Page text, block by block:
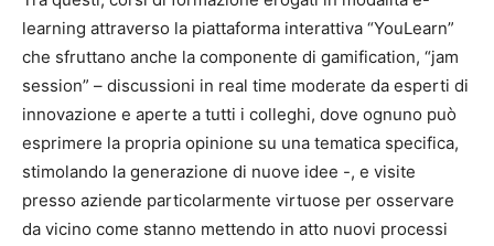
learning attraverso la piattaforma interattiva “YouLearn”
che sfruttano anche la componente di gamification, “jam
session” – discussioni in real time moderate da esperti di
innovazione e aperte a tutti i colleghi, dove ognuno può
esprimere la propria opinione su una tematica specifica,
stimolando la generazione di nuove idee -, e visite
presso aziende particolarmente virtuose per osservare
da vicino come stanno mettendo in atto nuovi processi